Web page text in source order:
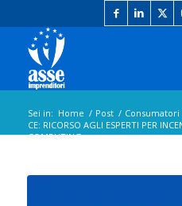
Sei in: Home / Post / Consumatori
CE: RICORSO AGLI ESPERTI PER
COMPUTING